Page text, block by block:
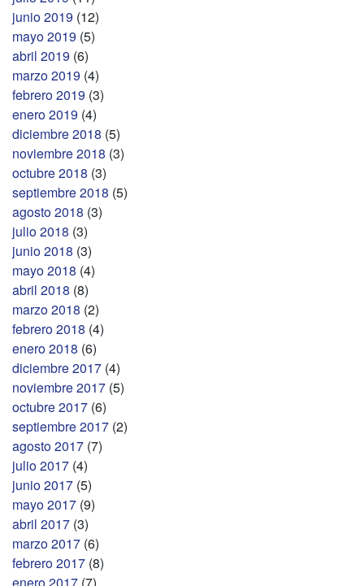
junio 2019 (12)
mayo 2019 (5)
abril 2019 (6)
marzo 2019 (4)
febrero 2019 (3)
enero 2019 (4)
diciembre 2018 (5)
noviembre 2018 (3)
octubre 2018 (3)
septiembre 2018 (5)
agosto 2018 (3)
julio 2018 (3)
junio 2018 (3)
mayo 2018 (4)
abril 2018 (8)
marzo 2018 (2)
febrero 2018 (4)
enero 2018 (6)
diciembre 2017 (4)
noviembre 2017 (5)
octubre 2017 (6)
septiembre 2017 (2)
agosto 2017 (7)
julio 2017 (4)
junio 2017 (5)
mayo 2017 (9)
abril 2017 (3)
marzo 2017 (6)
febrero 2017 (8)